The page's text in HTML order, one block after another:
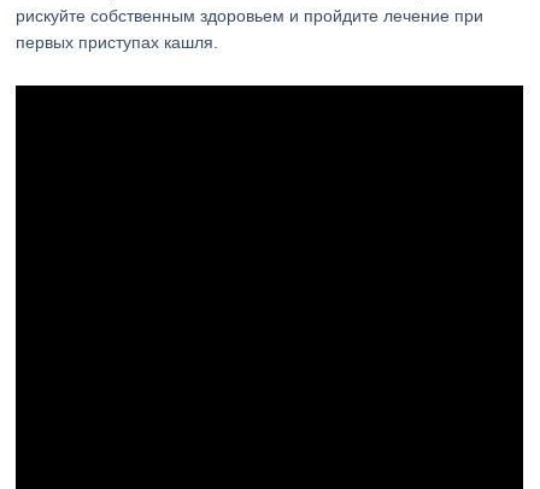
рискуйте собственным здоровьем и пройдите лечение при
первых приступах кашля.